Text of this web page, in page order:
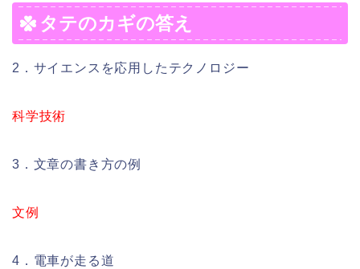
タテのカギの答え
2．サイエンスを応用したテクノロジー
科学技術
3．文章の書き方の例
文例
4．電車が走る道